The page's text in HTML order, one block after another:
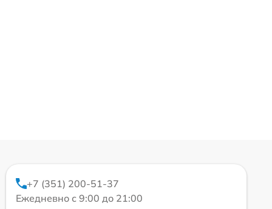
+7 (351) 200-51-37
Ежедневно с 9:00 до 21:00